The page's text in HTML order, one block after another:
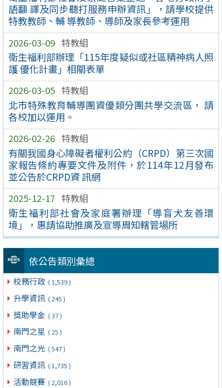
語翻 譯及同步聽打服務申辦資訊」，請學校提供
特教教師、輔 導教師、導師及家長參考運用
2026-03-09 特教組
衛生福利部辦理「115年度疑似或社區精神病人照
護 優化計畫」相關表單
2026-03-05 特教組
北市特殊教育輔導團資優類分團共學交流區， 請
各校加以運用。
2026-02-26 特教組
有關我國身心障礙者權利公約（CRPD）第三次國
家報告條約專要文件及附件，於114年12月發布
並公告於CRPD資 訊網
2025-12-17 特教組
衛生福利部社會及家庭署辦理「導盲犬友善環
境」，惠請協助推廣及宣導周知轄管場所
依公告類別彙總
校務行政 ( 1,539 )
升學資訊 ( 245 )
獎助學金 ( 37 )
南門之星 ( 25 )
南門之光 ( 547 )
研習資訊 ( 1,735 )
活動競賽 ( 2,016 )